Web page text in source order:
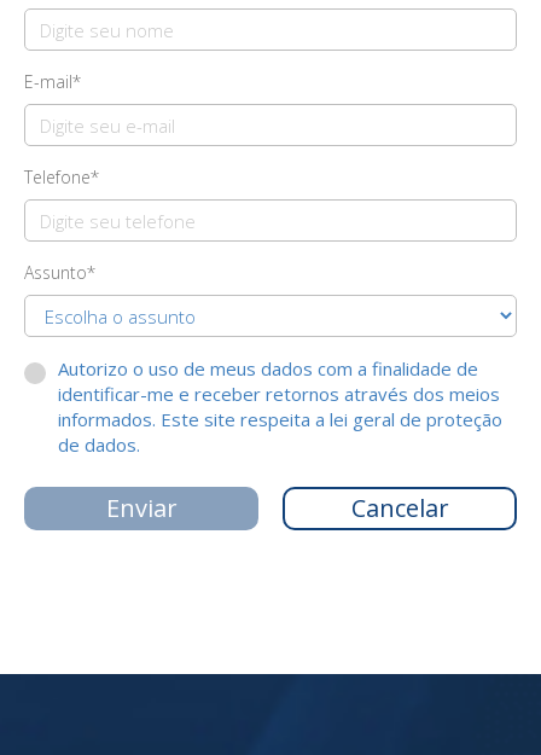
E-mail*
Telefone*
Assunto*
Autorizo o uso de meus dados com a finalidade de
identificar-me e receber retornos através dos meios
informados. Este site respeita a lei geral de proteção
de dados.